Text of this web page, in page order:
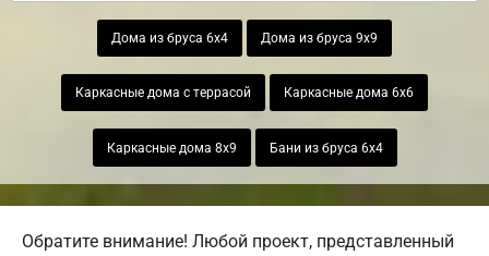
Дома из бруса 6х4 Дома из бруса 9х9
Каркасные дома с террасой Каркасные дома 6х6
Каркасные дома 8х9 Бани из бруса 6х4
Обратите внимание! Любой проект, представленный